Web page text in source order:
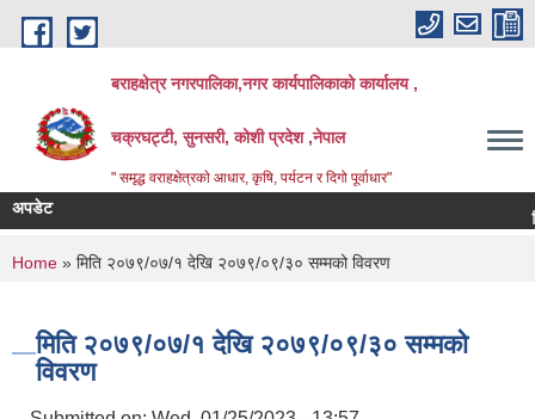
Skip to main content
बराहक्षेत्र नगरपालिका,नगर कार्यपालिकाको कार्यालय ,
चक्रघट्टी, सुनसरी, कोशी प्रदेश ,नेपाल
" समृद्ध वराहक्षेत्रकाे आधार, कृषि, पर्यटन र दिगो पूर्वाधार"
अपडेट
You are here
Home » मिति २०७९/०७/१ देखि २०७९/०९/३० सम्मको विवरण
मिति २०७९/०७/१ देखि २०७९/०९/३० सम्मको
विवरण